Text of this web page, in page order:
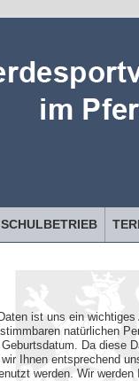
SCHULBETRIEB
ist uns ein
natürlichen
Da diese
Ihnen entsprechend
werden. Wir